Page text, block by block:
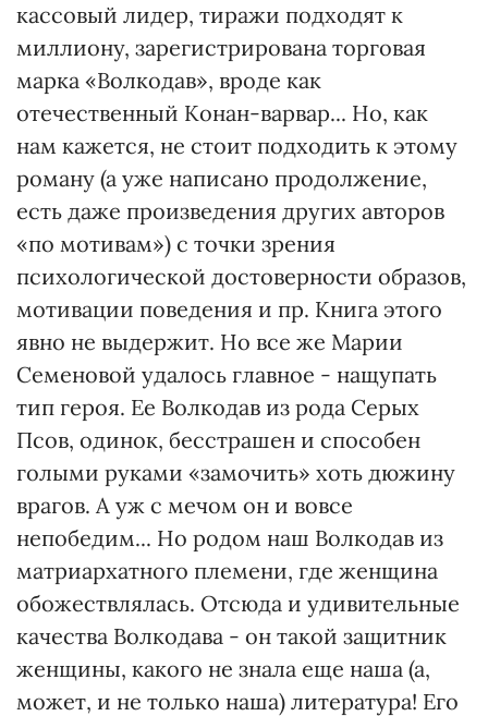
кассовый лидер, тиражи подходят к
миллиону, зарегистрирована торговая
марка «Волкодав», вроде как
отечественный Конан-варвар... Но, как
нам кажется, не стоит подходить к этому
роману (а уже написано продолжение,
есть даже произведения других авторов
«по мотивам») с точки зрения
психологической достоверности образов,
мотивации поведения и пр. Книга этого
явно не выдержит. Но все же Марии
Семеновой удалось главное - нащупать
тип героя. Ее Волкодав из рода Серых
Псов, одинок, бесстрашен и способен
голыми руками «замочить» хоть дюжину
врагов. А уж с мечом он и вовсе
непобедим... Но родом наш Волкодав из
матриархатного племени, где женщина
обожествлялась. Отсюда и удивительные
качества Волкодава - он такой защитник
женщины, какого не знала еще наша (а,
может, и не только наша) литература! Его